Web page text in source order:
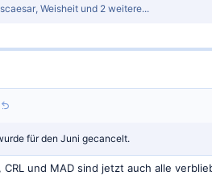
, Weisheit und 2 weitere...
für den Juni gecancelt.
CRL und MAD sind jetzt auch alle